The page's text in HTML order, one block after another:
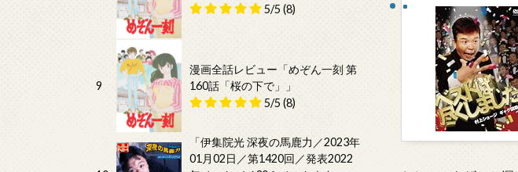
5/5 (8)
9
漫画全話レビュー「めぞん一刻 第
160話「桜の下で」」
5/5 (8)
「伊集院光 深夜の馬鹿力／2023年
01月02日／第1420回／発表2022